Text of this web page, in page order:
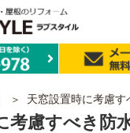
天窓設置時に考慮すべき防水
考慮すべき防